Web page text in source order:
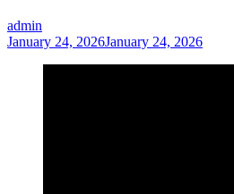
admin
January 24, 2026January 24, 2026